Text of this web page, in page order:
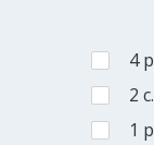
4
2
1